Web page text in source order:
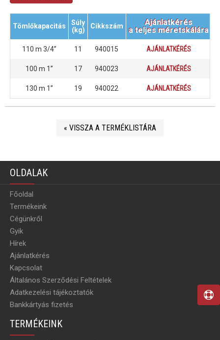
Tömlőkapacitás
Súly
(kg)
Cikkszám
Ajánlatkérés
a teljes méretskálára
110 m 3/4” 11 940015 AJÁNLATKÉRÉS
100 m 1” 17 940023 AJÁNLATKÉRÉS
130 m 1” 19 940022 AJÁNLATKÉRÉS
« VISSZA A TERMÉKLISTÁRA
OLDALAK
Főoldal
Termékeink
Cégünkről
Gyik
Hírek
Ajánlatkérés
Kapcsolat
Általános Szerződési Feltételek
Adatkezelési tájékoztatók
Bankkártyás fizetés
TERMÉKEINK